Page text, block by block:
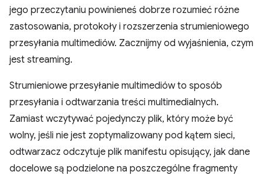
jego przeczytaniu powinieneś dobrze rozumieć różne
zastosowania, protokoły i rozszerzenia strumieniowego
przesyłania multimediów. Zacznijmy od wyjaśnienia, czym
jest streaming.
Strumieniowe przesyłanie multimediów to sposób
przesyłania i odtwarzania treści multimedialnych.
Zamiast wczytywać pojedynczy plik, który może być
wolny, jeśli nie jest zoptymalizowany pod kątem sieci,
odtwarzacz odczytuje plik manifestu opisujący, jak dane
docelowe są podzielone na poszczególne fragmenty